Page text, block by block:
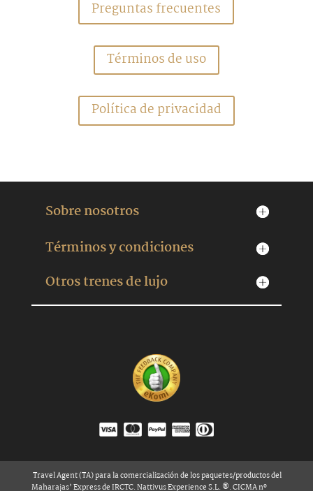
Preguntas frecuentes
Términos de uso
Política de privacidad
Sobre nosotros
Términos y condiciones
Otros trenes de lujo
Travel Agent (TA) para la comercialización de los paquetes/productos del
Maharajas’ Express de IRCTC. Nattivus Experience S.L. ®. CICMA nº